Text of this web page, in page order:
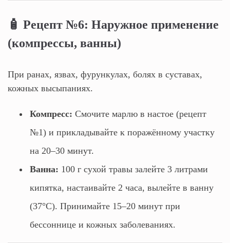
🧴 Рецепт №6: Наружное применение
(компрессы, ванны)
При ранах, язвах, фурункулах, болях в суставах,
кожных высыпаниях.
Компресс: Смочите марлю в настое (рецепт
№1) и прикладывайте к поражённому участку
на 20–30 минут.
Ванна: 100 г сухой травы залейте 3 литрами
кипятка, настаивайте 2 часа, вылейте в ванну
(37°C). Принимайте 15–20 минут при
бессоннице и кожных заболеваниях.